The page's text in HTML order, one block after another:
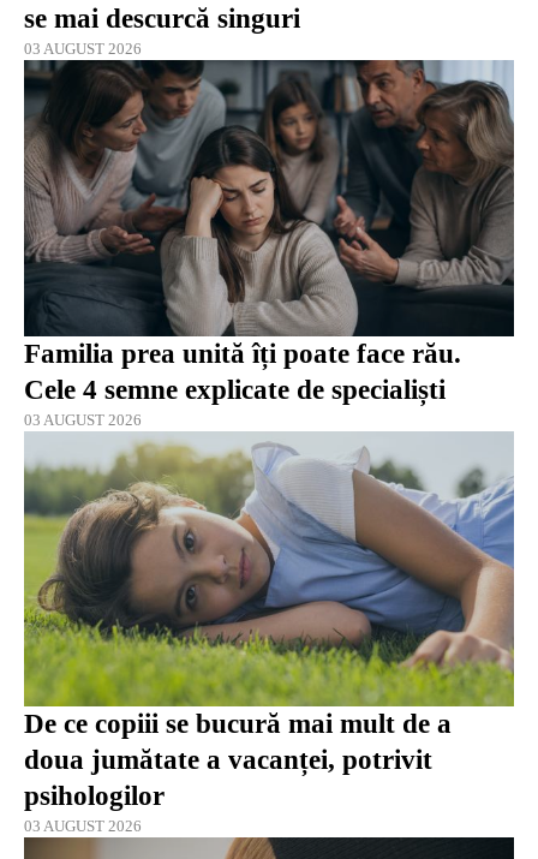
se mai descurcă singuri
03 AUGUST 2026
Familia prea unită îți poate face rău.
Cele 4 semne explicate de specialiști
03 AUGUST 2026
De ce copiii se bucură mai mult de a
doua jumătate a vacanței, potrivit
psihologilor
03 AUGUST 2026